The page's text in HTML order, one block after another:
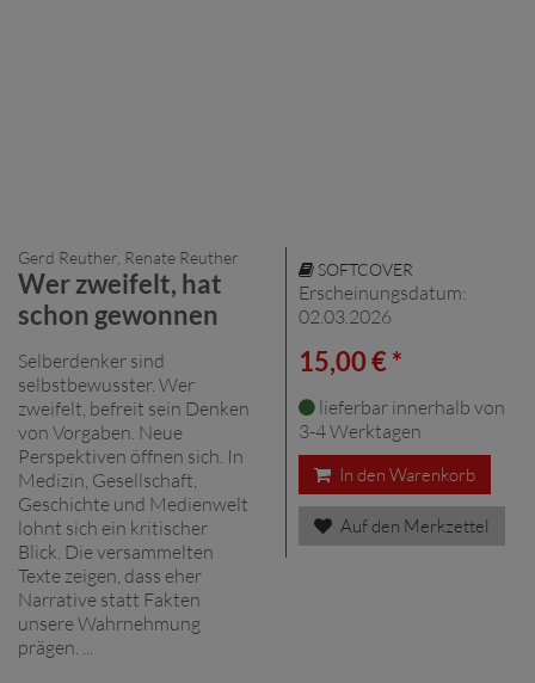
Gerd Reuther, Renate Reuther
Wer zweifelt, hat
schon gewonnen
Selberdenker sind
selbstbewusster. Wer
zweifelt, befreit sein Denken
von Vorgaben. Neue
Perspektiven öffnen sich. In
Medizin, Gesellschaft,
Geschichte und Medienwelt
lohnt sich ein kritischer
Blick. Die versammelten
Texte zeigen, dass eher
Narrative statt Fakten
unsere Wahrnehmung
prägen. ...
SOFTCOVER
Erscheinungsdatum:
02.03.2026
15,00 € *
lieferbar innerhalb von
3-4 Werktagen
In den Warenkorb
Auf den Merkzettel